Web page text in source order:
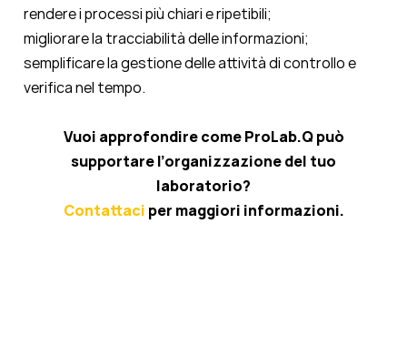
rendere i processi più chiari e ripetibili;
migliorare la tracciabilità delle informazioni;
semplificare la gestione delle attività di controllo e
verifica nel tempo.
Vuoi approfondire come ProLab.Q può
supportare l’organizzazione del tuo
laboratorio?
Contattaci per maggiori informazioni.